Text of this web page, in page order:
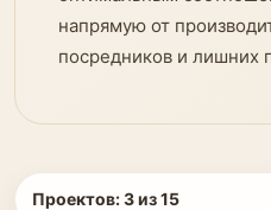
напрямую от
посредников и лишних
Проектов:3из15